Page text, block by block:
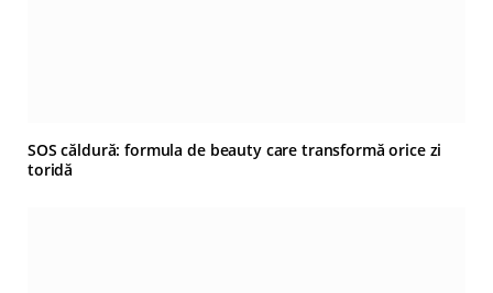
SOS căldură: formula de beauty care transformă orice zi
toridă